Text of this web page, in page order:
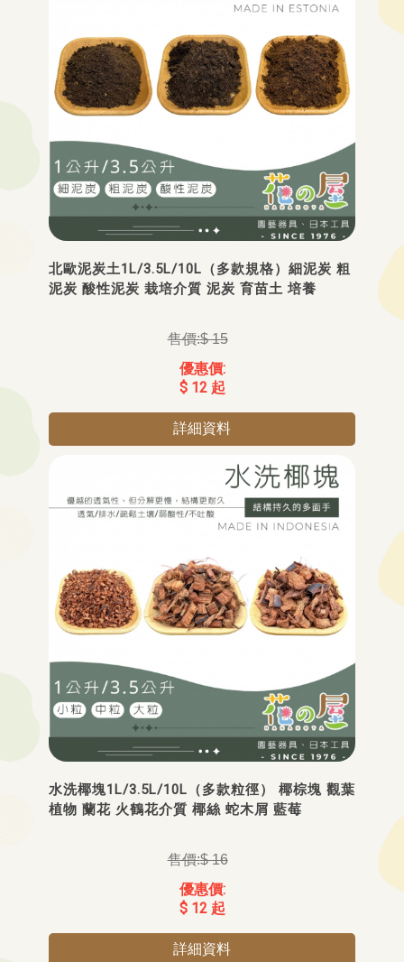
北歐泥炭土1L/3.5L/10L（多款規格）細泥炭 粗
泥炭 酸性泥炭 栽培介質 泥炭 育苗土 培養
$ 15
$ 12 起
詳細資料
水洗椰塊1L/3.5L/10L（多款粒徑） 椰棕塊 觀葉
植物 蘭花 火鶴花介質 椰絲 蛇木屑 藍莓
$ 16
$ 12 起
詳細資料